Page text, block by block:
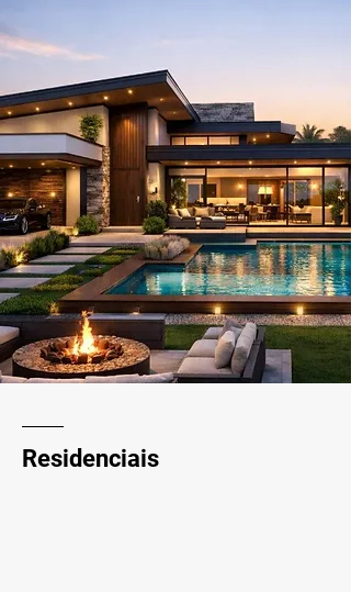
Residenciais